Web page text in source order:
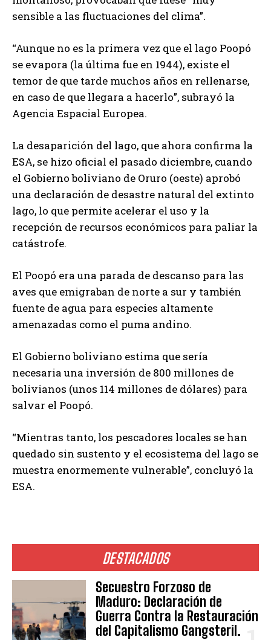
DESTACADOS
Secuestro Forzoso de
Maduro: Declaración de
Guerra Contra la Restauración
del Capitalismo Gangsteril.
sensible a las fluctuaciones del clima”.
“Aunque no es la primera vez que el lago Poopó
se evapora (la última fue en 1944), existe el
temor de que tarde muchos años en rellenarse,
en caso de que llegara a hacerlo”, subrayó la
Agencia Espacial Europea.
La desaparición del lago, que ahora confirma la
ESA, se hizo oficial el pasado diciembre, cuando
el Gobierno boliviano de Oruro (oeste) aprobó
una declaración de desastre natural del extinto
lago, lo que permite acelerar el uso y la
recepción de recursos económicos para paliar la
catástrofe.
El Poopó era una parada de descanso para las
aves que emigraban de norte a sur y también
fuente de agua para especies altamente
amenazadas como el puma andino.
El Gobierno boliviano estima que sería
necesaria una inversión de 800 millones de
bolivianos (unos 114 millones de dólares) para
salvar el Poopó.
“Mientras tanto, los pescadores locales se han
quedado sin sustento y el ecosistema del lago se
muestra enormemente vulnerable”, concluyó la
ESA.